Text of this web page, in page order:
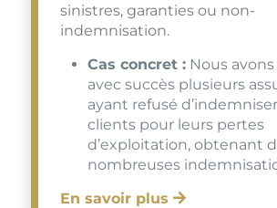
sinistres, garanties ou non-
indemnisation.
Cas concret :Nous avons
avec succès plusieurs
ayant refusé
clients pour leurs pertes
d’exploitation, obtenant
nombreuses
En savoir plus